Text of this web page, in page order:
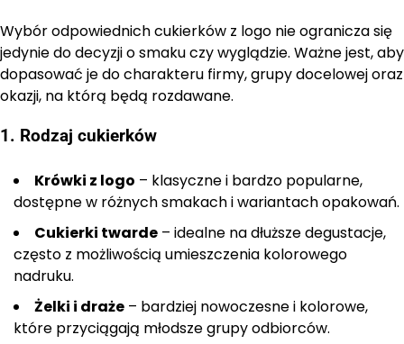
Wybór odpowiednich cukierków z logo nie ogranicza się
jedynie do decyzji o smaku czy wyglądzie. Ważne jest, aby
dopasować je do charakteru firmy, grupy docelowej oraz
okazji, na którą będą rozdawane.
1. Rodzaj cukierków
Krówki z logo – klasyczne i bardzo popularne,
dostępne w różnych smakach i wariantach opakowań.
Cukierki twarde – idealne na dłuższe degustacje,
często z możliwością umieszczenia kolorowego
nadruku.
Żelki i draże – bardziej nowoczesne i kolorowe,
które przyciągają młodsze grupy odbiorców.